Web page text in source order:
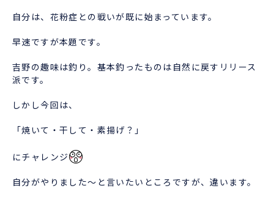
自分は、花粉症との戦いが既に始まっています。
早速ですが本題です。
吉野の趣味は釣り。基本釣ったものは自然に戻すリリース
派です。
しかし今回は、
「焼いて・干して・素揚げ？」
にチャレンジ
自分がやりました～と言いたいところですが、違います。